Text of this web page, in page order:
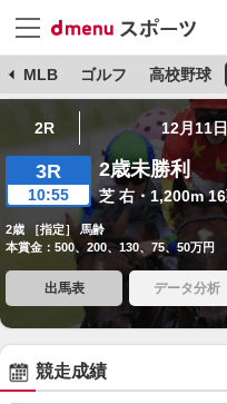
MLB ゴルフ 高校野球
2R 12月11
3R
10:55
2歳未勝利
芝 右・1,200m
2歳 ［指定］ 馬齢
本賞金：500、200、130、75、50万円
出馬表 データ分析
競走成績